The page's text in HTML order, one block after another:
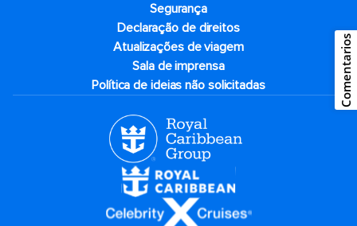
Segurança
Declaração de direitos
Atualizações de viagem
Sala de imprensa
Política de ideias não solicitadas
Comentarios